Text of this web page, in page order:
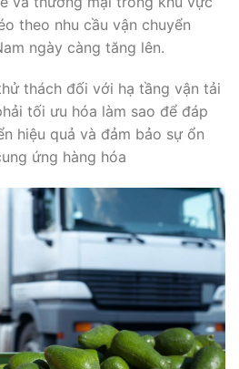
theo nhu cầu vận chuyển
ngày càng tăng lên.
thách đối với hạ tầng vận tải
tối ưu hóa làm sao để đáp
hiệu quả và đảm bảo sự ổn
ứng hàng hóa